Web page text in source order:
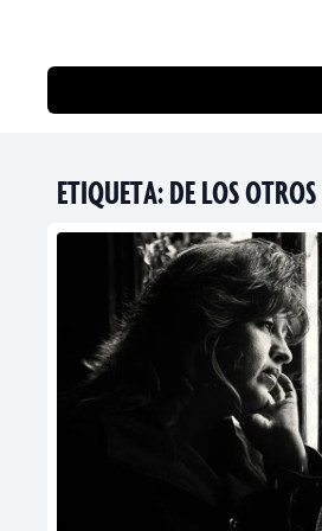
ETIQUETA:DE LOS OTROS